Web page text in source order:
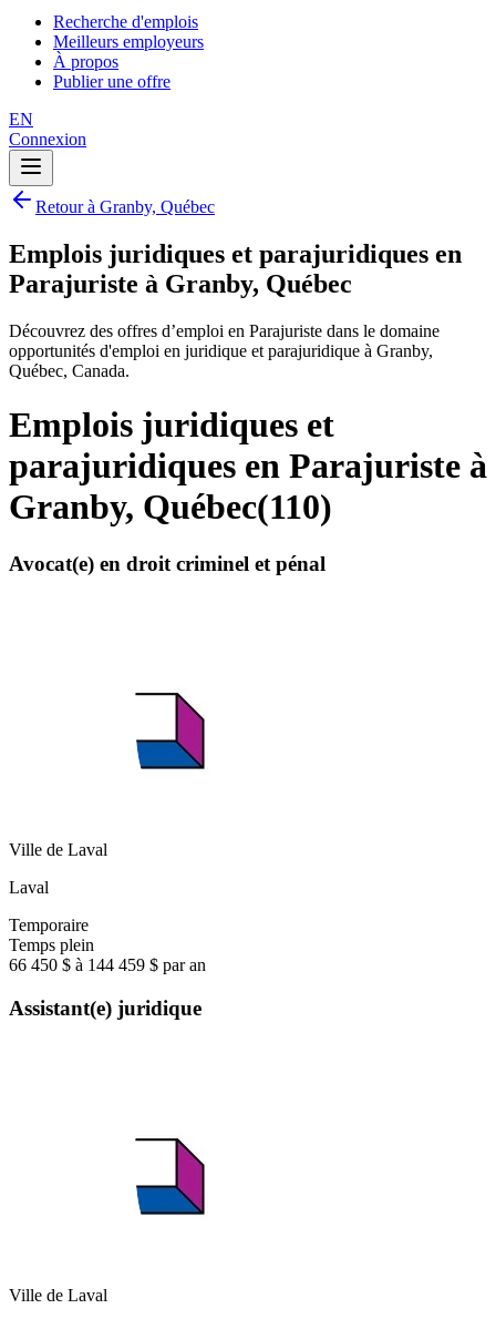
Recherche d'emplois
Meilleurs employeurs
À propos
Publier une offre
EN
Connexion
Retour à Granby, Québec
Emplois juridiques et parajuridiques en
Parajuriste à Granby, Québec
Découvrez des offres d’emploi en Parajuriste dans le domaine
opportunités d'emploi en juridique et parajuridique à Granby,
Québec, Canada.
Emplois juridiques et
parajuridiques en Parajuriste à
Granby, Québec(110)
Avocat(e) en droit criminel et pénal
Ville de Laval
Laval
Temporaire
Temps plein
66 450 $ à 144 459 $ par an
Assistant(e) juridique
Ville de Laval